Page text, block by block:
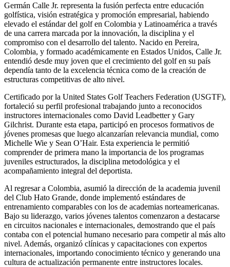
Germán Calle Jr. representa la fusión perfecta entre educación
golfística, visión estratégica y promoción empresarial, habiendo
elevado el estándar del golf en Colombia y Latinoamérica a través
de una carrera marcada por la innovación, la disciplina y el
compromiso con el desarrollo del talento. Nacido en Pereira,
Colombia, y formado académicamente en Estados Unidos, Calle Jr.
entendió desde muy joven que el crecimiento del golf en su país
dependía tanto de la excelencia técnica como de la creación de
estructuras competitivas de alto nivel.
Certificado por la United States Golf Teachers Federation (USGTF),
fortaleció su perfil profesional trabajando junto a reconocidos
instructores internacionales como David Leadbetter y Gary
Gilchrist. Durante esta etapa, participó en procesos formativos de
jóvenes promesas que luego alcanzarían relevancia mundial, como
Michelle Wie y Sean O’Hair. Esta experiencia le permitió
comprender de primera mano la importancia de los programas
juveniles estructurados, la disciplina metodológica y el
acompañamiento integral del deportista.
Al regresar a Colombia, asumió la dirección de la academia juvenil
del Club Hato Grande, donde implementó estándares de
entrenamiento comparables con los de academias norteamericanas.
Bajo su liderazgo, varios jóvenes talentos comenzaron a destacarse
en circuitos nacionales e internacionales, demostrando que el país
contaba con el potencial humano necesario para competir al más alto
nivel. Además, organizó clínicas y capacitaciones con expertos
internacionales, importando conocimiento técnico y generando una
cultura de actualización permanente entre instructores locales.